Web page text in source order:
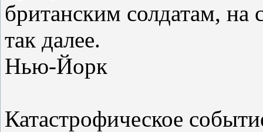
британским солдатам,
так далее.
Нью-Йорк
Катастрофическое